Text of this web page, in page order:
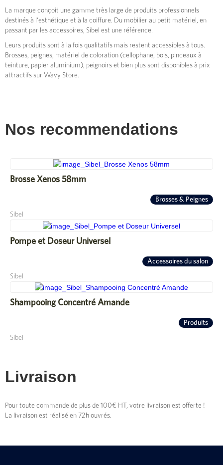
La marque conçoit une gamme très large de produits professionnels
destinés à l'esthétique et à la coiffure. Du mobilier au petit matériel, en
passant par les accessoires, Sibel est une référence.
Leurs produits sont à la fois qualitatifs mais restent accessibles à tous.
Brosses, peignes, matériel de coloration (cellophane, bols, pinceaux à
teinture, papier aluminium), peignoirs et bien plus sont disponibles à prix
attractifs sur Wavy Store.
Nos recommendations
Brosse Xenos 58mm
Brosses & Peignes
Sibel
Pompe et Doseur Universel
Accessoires du salon
Sibel
Shampooing Concentré Amande
Produits
Sibel
Livraison
Pour toute commande de plus de 100€ HT, votre livraison est offerte !
La livraison est réalisé en 72h ouvrés.